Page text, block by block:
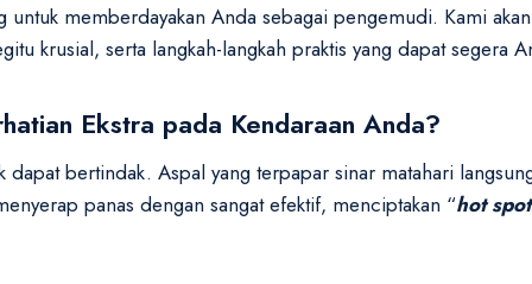
memberdayakan Anda sebagai pengemudi. Kami
krusial, serta langkah-langkah praktis yang dapat segera
Ekstra pada Kendaraan Anda?
bertindak. Aspal yang terpapar sinar matahari
panas dengan sangat efektif, menciptakan “hot